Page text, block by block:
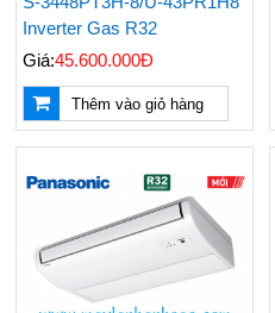
Inverter Gas R32
Giá:45.600.000Đ
Thêm vào giỏ hàng
Nên Mua Máy Lạnh
Hãng Nào? Top 3